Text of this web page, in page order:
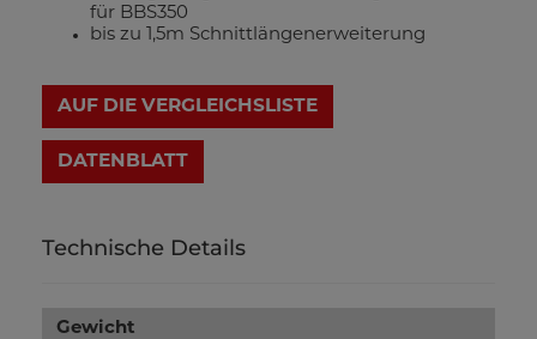
für BBS350
bis zu 1,5m Schnittlängenerweiterung
AUF DIE VERGLEICHSLISTE
DATENBLATT
Technische Details
Gewicht